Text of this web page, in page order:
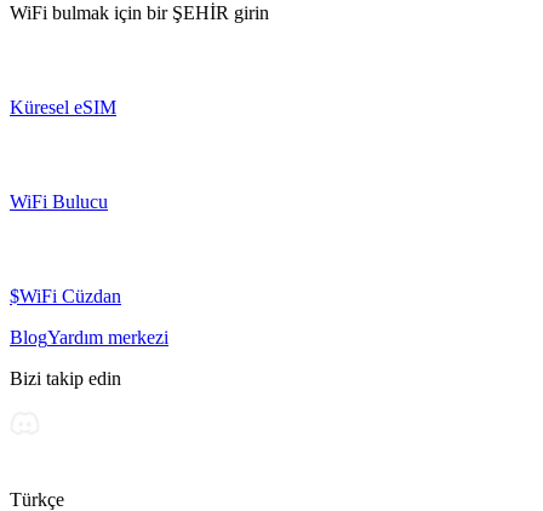
WiFi bulmak için bir ŞEHİR girin
Küresel eSIM
WiFi Bulucu
$WiFi Cüzdan
BlogYardım merkezi
Bizi takip edin
Türkçe